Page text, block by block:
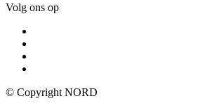
Volg ons op
© Copyright NORD